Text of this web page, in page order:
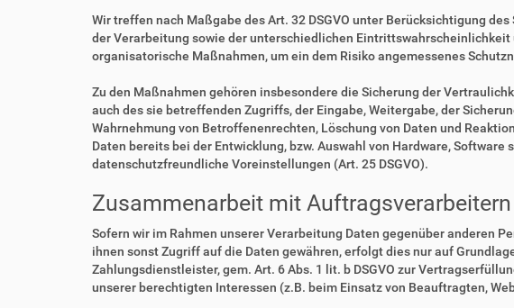
Wir treffen nach Maßgabe des Art. 32 DSGVO unter Berücksichtigung
der Verarbeitung sowie der unterschiedlichen
organisatorische Maßnahmen, um ein dem Risiko angemessenes
Zu den Maßnahmen gehören insbesondere die Sicherung der
auch des sie betreffenden Zugriffs, der Eingabe, Weitergabe, der
Wahrnehmung von Betroffenenrechten, Löschung von Daten und
Daten bereits bei der Entwicklung, bzw. Auswahl von Hardware,
datenschutzfreundliche Voreinstellungen (Art. 25 DSGVO).
Zusammenarbeit mit
Sofern wir im Rahmen unserer Verarbeitung Daten gegenüber anderen
ihnen sonst Zugriff auf die Daten gewähren, erfolgt dies nur auf
Zahlungsdienstleister, gem. Art. 6 Abs. 1 lit. b DSGVO zur
unserer berechtigten Interessen (z.B. beim Einsatz von Beauftragten,